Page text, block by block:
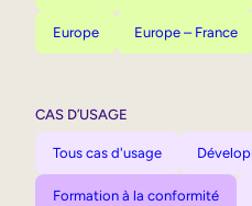
Europe Europe – France
CAS D’USAGE
Tous cas d'usage
Formation à la conformité